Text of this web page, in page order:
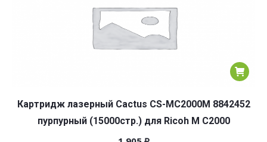
Картридж лазерный Cactus CS-MC2000M 8842452
пурпурный (15000стр.) для Ricoh M C2000